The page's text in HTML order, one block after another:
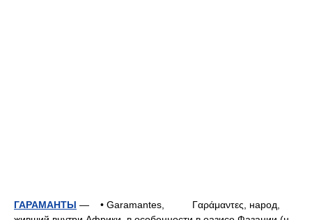
ГАРАМАНТЫ — • Garamantes, Γαράμαντες, народ,